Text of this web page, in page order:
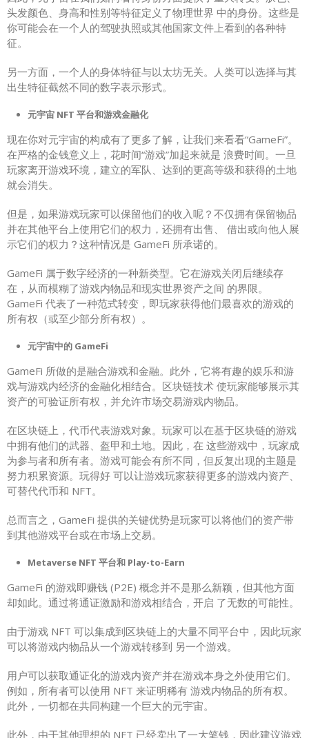
头发颜色、身高和性别等特征定义了物理世界 中的身份。这些是
你可能会在一个人的驾驶执照或其他国家文件上看到的各种特
征。
另一方面，一个人的身体特征与以太坊无关。人类可以选择与其
出生特征截然不同的数字表示形式。
元宇宙 NFT 平台和游戏金融化
现在你对元宇宙的构成有了更多了解，让我们来看看“GameFi”。
在严格的金钱意义上，花时间“游戏”加起来就是 浪费时间。一旦
玩家离开游戏环境，建立的军队、达到的更高等级和获得的土地
就会消失。
但是，如果游戏玩家可以保留他们的收入呢？不仅拥有保留物品
并在其他平台上使用它们的权力，还拥有出售、 借出或向他人展
示它们的权力？这种情况是 GameFi 所承诺的。
GameFi 属于数字经济的一种新类型。它在游戏关闭后继续存
在，从而模糊了游戏内物品和现实世界资产之间 的界限。
GameFi 代表了一种范式转变，即玩家获得他们最喜欢的游戏的
所有权（或至少部分所有权）。
元宇宙中的 GameFi
GameFi 所做的是融合游戏和金融。此外，它将有趣的娱乐和游
戏与游戏内经济的金融化相结合。区块链技术 使玩家能够展示其
资产的可验证所有权，并允许市场交易游戏内物品。
在区块链上，代币代表游戏对象。玩家可以在基于区块链的游戏
中拥有他们的武器、盔甲和土地。因此，在 这些游戏中，玩家成
为参与者和所有者。游戏可能会有所不同，但反复出现的主题是
努力积累资源。玩得好 可以让游戏玩家获得更多的游戏内资产、
可替代代币和 NFT。
总而言之，GameFi 提供的关键优势是玩家可以将他们的资产带
到其他游戏平台或在市场上交易。
Metaverse NFT 平台和 Play-to-Earn
GameFi 的游戏即赚钱 (P2E) 概念并不是那么新颖，但其他方面
却如此。通过将通证激励和游戏相结合，开启 了无数的可能性。
由于游戏 NFT 可以集成到区块链上的大量不同平台中，因此玩家
可以将游戏内物品从一个游戏转移到 另一个游戏。
用户可以获取通证化的游戏内资产并在游戏本身之外使用它们。
例如，所有者可以使用 NFT 来证明稀有 游戏内物品的所有权。
此外，一切都在共同构建一个巨大的元宇宙。
此外，由于其他理想的 NFT 已经卖出了一大笔钱，因此建议游戏